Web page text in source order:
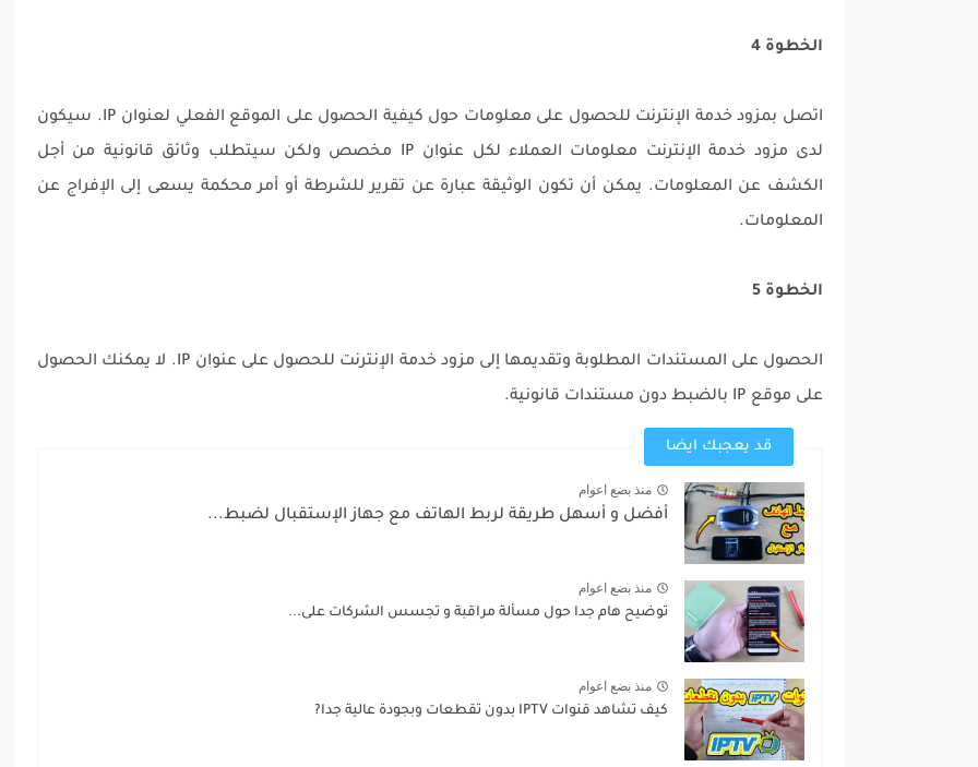
الخطوة 4
اتصل بمزود خدمة الإنترنت للحصول على معلومات حول كيفية الحصول على الموقع الفعلي لعنوان IP. سيكون
لدى مزود خدمة الإنترنت معلومات العملاء لكل عنوان IP مخصص ولكن سيتطلب وثائق قانونية من أجل
الكشف عن المعلومات. يمكن أن تكون الوثيقة عبارة عن تقرير للشرطة أو أمر محكمة يسعى إلى الإفراج عن
المعلومات.
الخطوة 5
الحصول على المستندات المطلوبة وتقديمها إلى مزود خدمة الإنترنت للحصول على عنوان IP. لا يمكنك الحصول
على موقع IP بالضبط دون مستندات قانونية.
قد يعجبك ايضا
منذ بضع اعوام
أفضل و أسهل طريقة لربط الهاتف مع جهاز الإستقبال لضبط...
منذ بضع اعوام
توضيح هام جدا حول مسألة مراقبة و تجسس الشركات على...
منذ بضع اعوام
كيف تشاهد قنوات IPTV بدون تقطعات وبجودة عالية جدا?